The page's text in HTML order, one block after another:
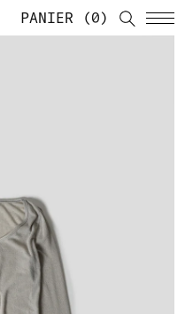
PANIER 0